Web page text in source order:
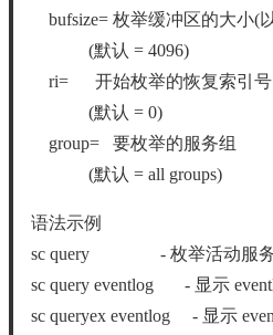
bufsize= 枚举缓冲区的大小(
(默认 = 4096)
ri= 开始枚举的恢复索引号
(默认 = 0)
group= 要枚举的服务组
(默认 = all groups)
语法示例
sc query - 枚举活动服务
sc query eventlog - 显示
sc queryex eventlog - 显示